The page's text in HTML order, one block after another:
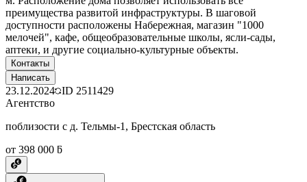
преимущества развитой инфраструктуры. В шаговой
доступности расположены Набережная, магазин "1000
мелочей", кафе, общеобразовательные школы, ясли-сады,
аптеки, и другие социально-культурные объекты.
Контакты
Написать
23.12.2024 ID 2511429
Агентство
поблизости с д. Тельмы-1, Брестская область
от 398 000 ƃ